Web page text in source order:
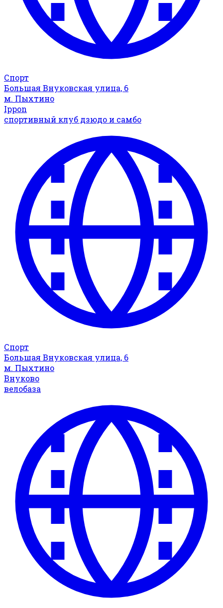
Спорт
Большая Внуковская улица, 6
м. Пыхтино
Ippon
спортивный клуб дзюдо и самбо
Спорт
Большая Внуковская улица, 6
м. Пыхтино
Внуково
велобаза